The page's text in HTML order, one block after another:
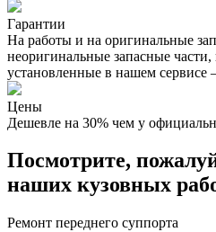
Гарантии
На работы и на оригинальные
неоригинальные запасные
установленные в нашем сервисе
Цены
Дешевле на 30% чем у
Посмотрите,
наших кузовных
Ремонт переднего суппорта